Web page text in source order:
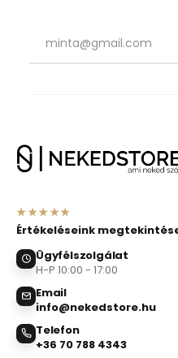
★★★★★
Értékeléseink
Ügyfélszolgálat
H-P 10:00 - 17:00
Email
info@nekedstore.hu
Telefon
+36 70 788 4343